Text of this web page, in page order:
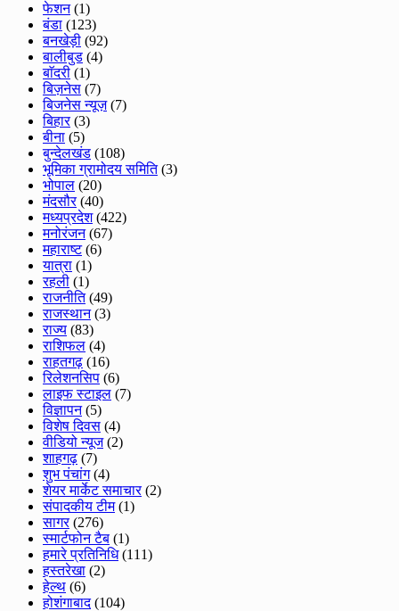
फेशन(1)
बंडा (123)
बनखेड़ी (92)
बालीबुड (4)
बाॅदरी (1)
बिज़नेस (7)
बिजनेस न्यूज़(7)
बिहार(3)
बीना (5)
बुन्देलखंड (108)
भूमिका ग्रामोदय समिति(3)
भोपाल (20)
मंदसौर(40)
मध्यप्रदेश(422)
मनोरंजन(67)
महाराष्ट(6)
यात्रा (1)
रहली (1)
राजनीति(49)
राजस्थान(3)
राज्य (83)
राशिफल (4)
राहतगढ़ (16)
रिलेशनसिप (6)
लाइफ स्टाइल (7)
विज्ञापन(5)
विशेष दिवस (4)
वीडियो न्यूज(2)
शाहगढ़ (7)
शुभ पंचांग(4)
शेयर मार्केट समाचार(2)
संपादकीय टीम(1)
सागर(276)
स्मार्टफोन टैब (1)
हमारे प्रतिनिधि(111)
हस्तरेखा (2)
हेल्थ (6)
होशंगाबाद(104)